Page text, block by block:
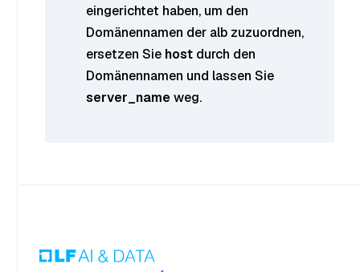
eingerichtet haben, um den
Domänennamen der alb zuzuordnen,
ersetzen Sie host durch den
Domänennamen und lassen Sie
server_nameweg.